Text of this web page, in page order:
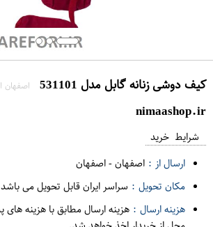
کیف دوشی زنانه گابل مدل 531101 اصفهان
nimaashop.ir
شرایط خرید
ارسال از : اصفهان-اصفهان
مکان تحویل : سراسر ایران قابل تحویل می باشد
هزینه ارسال : هزینه ارسال مطابق با هزینه